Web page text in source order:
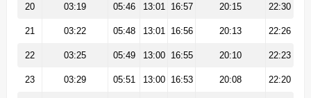
20 03:19 05:46 13:01 16:57 20:15 22:30
21 03:22 05:48 13:01 16:56 20:13 22:26
22 03:25 05:49 13:00 16:55 20:10 22:23
23 03:29 05:51 13:00 16:53 20:08 22:20